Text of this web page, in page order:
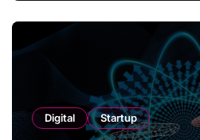
Digital Startup